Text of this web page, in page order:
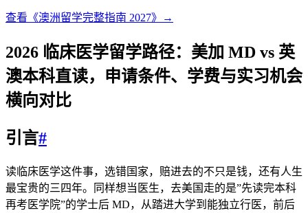
查看《澳洲留学完整指南 2027》→
2026 临床医学留学路径：美加 MD vs 英
澳本科直读，申请条件、学费与实习机会
横向对比
引言#
读临床医学这件事，选错国家，赔进去的不只是钱，还有人生
最宝贵的三四年。同样想当医生，去美国走的是”先读完本科
再考医学院”的学士后 MD，从踏进大学到能独立行医，前后